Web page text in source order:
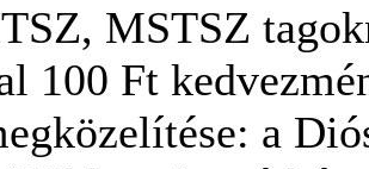
MSTSZ
100 Ft
a